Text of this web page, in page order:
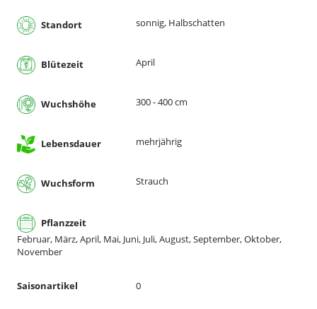
Standort sonnig, Halbschatten
Blütezeit April
Wuchshöhe 300 - 400 cm
Lebensdauer mehrjährig
Wuchsform Strauch
Pflanzzeit
Februar, März, April, Mai, Juni, Juli, August, September, Oktober,
November
Saisonartikel 0